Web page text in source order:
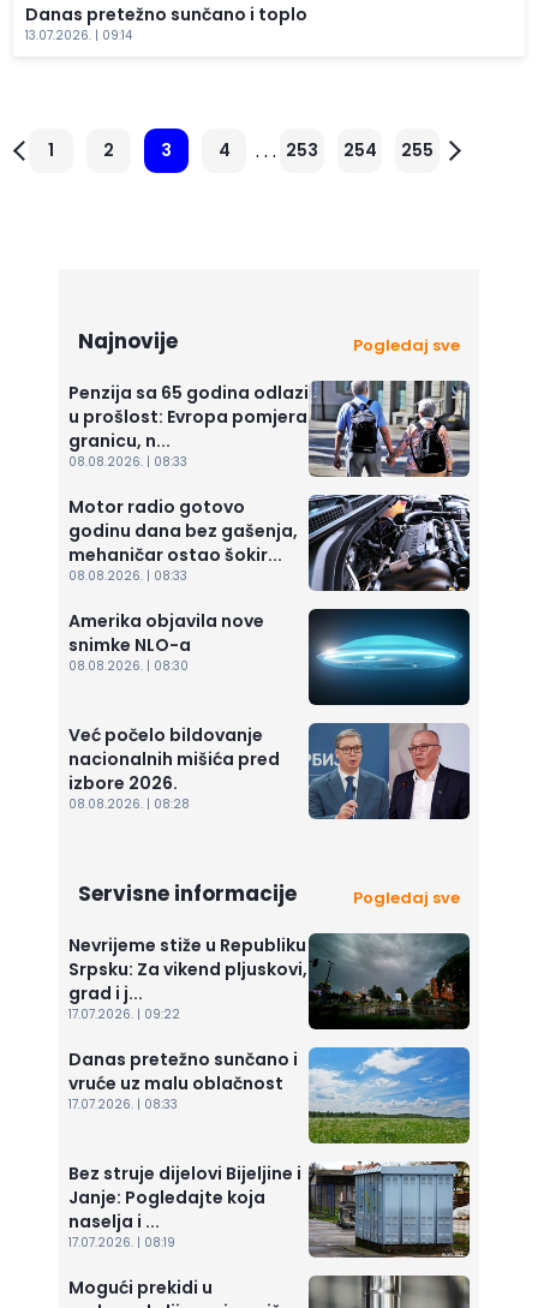
Danas pretežno sunčano i toplo
13.07.2026. | 09:14
1 2 3 4 . . . 253 254 255
Najnovije Pogledaj sve
Penzija sa 65 godina odlazi
u prošlost: Evropa pomjera
granicu, n...
08.08.2026. | 08:33
Motor radio gotovo
godinu dana bez gašenja,
mehaničar ostao šokir...
08.08.2026. | 08:33
Amerika objavila nove
snimke NLO-a
08.08.2026. | 08:30
Već počelo bildovanje
nacionalnih mišića pred
izbore 2026.
08.08.2026. | 08:28
Servisne informacije Pogledaj sve
Nevrijeme stiže u Republiku
Srpsku: Za vikend pljuskovi,
grad i j...
17.07.2026. | 09:22
Danas pretežno sunčano i
vruće uz malu oblačnost
17.07.2026. | 08:33
Bez struje dijelovi Bijeljine i
Janje: Pogledajte koja
naselja i ...
17.07.2026. | 08:19
Mogući prekidi u